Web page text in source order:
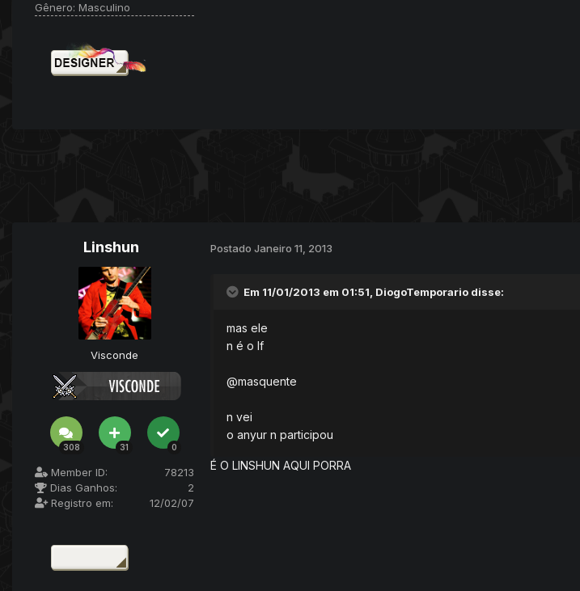
Gênero: Masculino
Linshun
Visconde
308 31 0
Member ID:
78213
Dias Ganhos:
2
Registro em:
12/02/07
Postado Janeiro 11, 2013
Em 11/01/2013 em 01:51, DiogoTemporario disse:
mas ele
n é o lf
@masquente
n vei
o anyur n participou
É O LINSHUN AQUI PORRA